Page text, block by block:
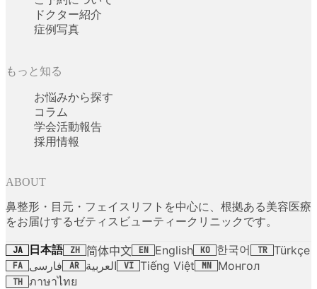
ドクター紹介
症例写真
もっと知る
お悩みから探す
コラム
学会活動報告
採用情報
ABOUT
鼻整形・目元・フェイスリフトを中心に、根拠ある美容医療
をお届けするゼティスビューティークリニックです。
JA 日本語 ZH 简体中文 EN English KO 한국어 TR Türkçe
FA فارسی AR العربية VI Tiếng Việt MN Монгол
TH ภาษาไทย